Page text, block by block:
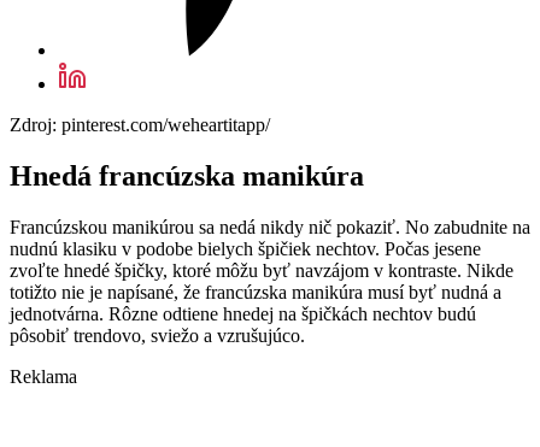
Zdroj: pinterest.com/weheartitapp/
Hnedá francúzska manikúra
Francúzskou manikúrou sa nedá nikdy nič pokaziť. No zabudnite na
nudnú klasiku v podobe bielych špičiek nechtov. Počas jesene
zvoľte hnedé špičky, ktoré môžu byť navzájom v kontraste. Nikde
totižto nie je napísané, že francúzska manikúra musí byť nudná a
jednotvárna. Rôzne odtiene hnedej na špičkách nechtov budú
pôsobiť trendovo, sviežo a vzrušujúco.
Reklama